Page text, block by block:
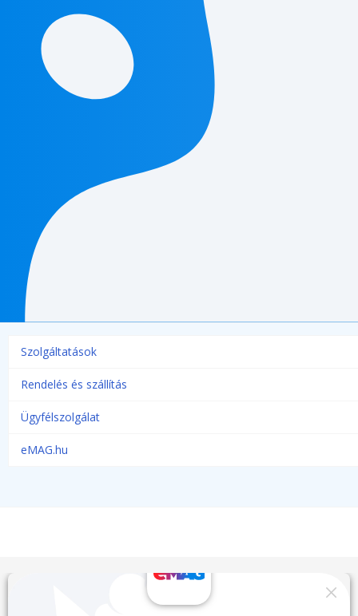
Szolgáltatások
Rendelés és szállítás
Ügyfélszolgálat
eMAG.hu